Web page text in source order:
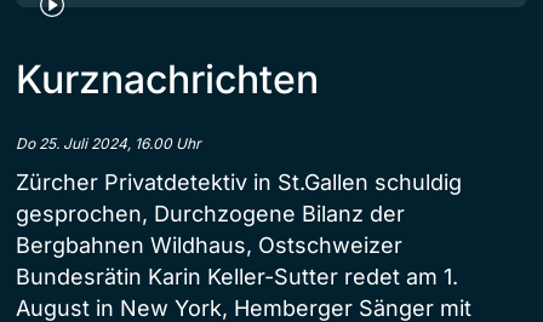
Kurznachrichten
Do 25. Juli 2024, 16.00 Uhr
Zürcher Privatdetektiv in St.Gallen schuldig
gesprochen, Durchzogene Bilanz der
Bergbahnen Wildhaus, Ostschweizer
Bundesrätin Karin Keller-Sutter redet am 1.
August in New York, Hemberger Sänger mit